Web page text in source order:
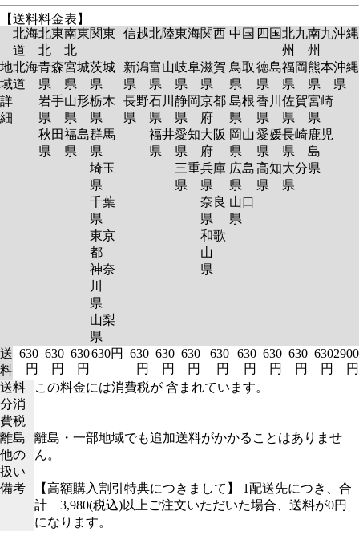
【送料料金表】
北海
道
北東
北
南東
北
関東 信越北陸東海関西 中国 四国北九
州
南九
州
沖縄
地
域
詳
細
北海
道
青森
県
岩手
県
秋田
県
宮城
県
山形
県
福島
県
茨城
県
栃木
県
群馬
県
埼玉
県
千葉
県
東京
都
神奈
川
県
山梨
県
新潟
県
長野
県
富山
県
石川
県
福井
県
岐阜
県
静岡
県
愛知
県
三重
県
滋賀
県
京都
府
大阪
府
兵庫
県
奈良
県
和歌
山
県
鳥取
県
島根
県
岡山
県
広島
県
山口
県
徳島
県
香川
県
愛媛
県
高知
県
福岡
県
佐賀
県
長崎
県
大分
県
熊本
県
宮崎
県
鹿児
島
県
沖縄
県
送
料
630
円
630
円
630
円
630円
630
円
630
円
630
円
630
円
630
円
630
円
630
円
630
円
2900
円
送料
分消
費税
この料金には消費税が 含まれています。
離島
他の
扱い
離島・一部地域でも追加送料がかかることはありませ
ん。
備考
【高額購入割引特典につきまして】 1配送先につき、合
計 3,980(税込)以上ご注文いただいた場合、送料が0円
になります。